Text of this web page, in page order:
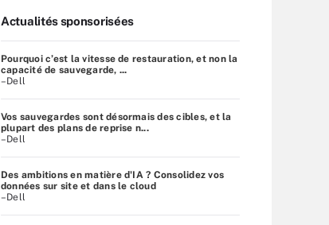
Actualités sponsorisées
Pourquoi c’est la vitesse de restauration, et non la
capacité de sauvegarde, ...
–Dell
Vos sauvegardes sont désormais des cibles, et la
plupart des plans de reprise n...
–Dell
Des ambitions en matière d'IA ? Consolidez vos
données sur site et dans le cloud
–Dell